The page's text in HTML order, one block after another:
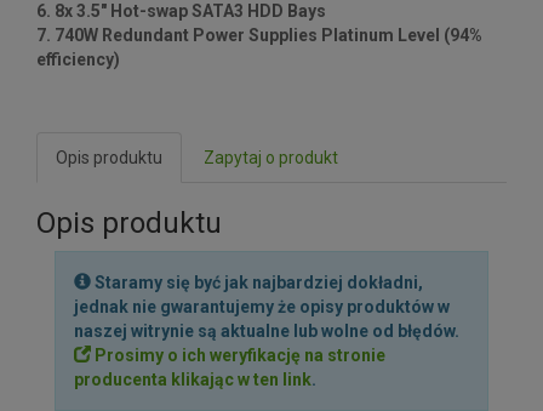
6. 8x 3.5" Hot-swap SATA3 HDD Bays
7. 740W Redundant Power Supplies Platinum Level (94%
efficiency)
Opis produktu Zapytaj o produkt
Opis produktu
Staramy się być jak najbardziej dokładni,
jednak nie gwarantujemy że opisy produktów w
naszej witrynie są aktualne lub wolne od błędów.
Prosimy o ich weryfikację na stronie
producenta klikając w ten link.